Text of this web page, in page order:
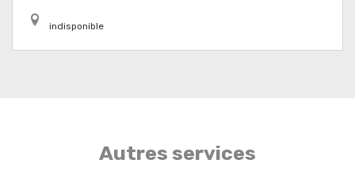
indisponible
Autres services